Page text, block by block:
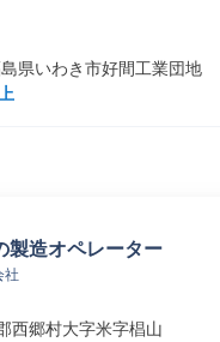
県いわき市好間工業団地
製造オペレーター
社
西郷村大字米字椙山